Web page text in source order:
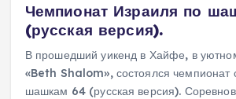
Чемпионат Израиля по
(русская версия).
В прошедший уикенд в Хайфе, в
«Beth Shalom», состоялся чемпионат
шашкам 64 (русская версия).